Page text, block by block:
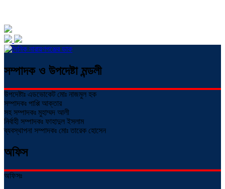
সম্পাদক ও উপদেষ্টা মন্ডলী
উপদেষ্টাঃ এডভোকেট মোঃ নাজমুল হক
সম্পাদকঃ পাপ্পি আক্তার
সহ সম্পাদকঃ মুহাম্মদ আলী
নির্বাহী সম্পাদকঃ ফাহাদুল ইসলাম
ব্যবস্থাপনা সম্পাদকঃ মোঃ তারেক হোসেন
অফিস
অফিসঃ